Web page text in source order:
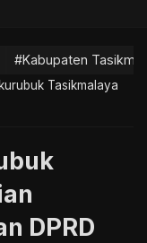
#Kabupaten
Tasikmalaya
DPRD